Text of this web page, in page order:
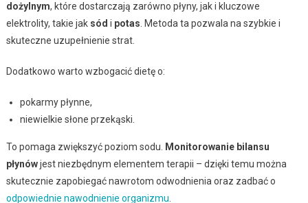
dożylnym, które dostarczają zarówno płyny, jak i kluczowe
elektrolity, takie jak sód i potas . Metoda ta pozwala na szybkie i
skuteczne uzupełnienie strat.
Dodatkowo warto wzbogacić dietę o:
pokarmy płynne,
niewielkie słone przekąski.
To pomaga zwiększyć poziom sodu.
Monitorowanie bilansu
płynówjest niezbędnym elementem terapii – dzięki temu można
skutecznie zapobiegać nawrotom odwodnienia oraz zadbać o
odpowiednie nawodnienie organizmu